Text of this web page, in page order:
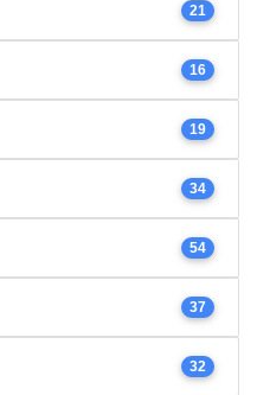
21
16
19
34
54
37
32